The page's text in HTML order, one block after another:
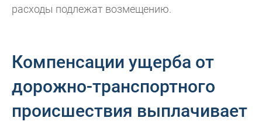
расходы подлежат возмещению.
Компенсации ущерба от
дорожно-транспортного
происшествия выплачивает